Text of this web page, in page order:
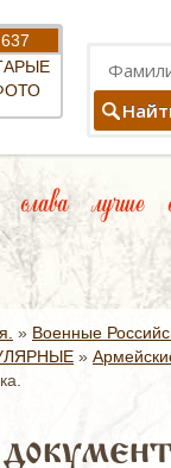
637
лучше
» Военные
»